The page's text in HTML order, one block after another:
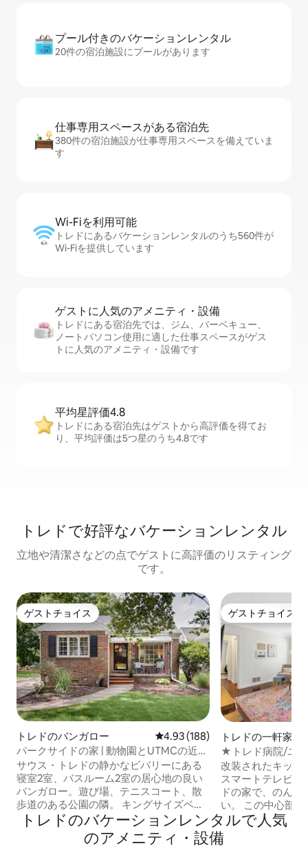
プール付きのバ⁠ケ⁠ー⁠シ⁠ョ⁠ンレ⁠ン⁠タ⁠ル
20件の宿泊施設にプールがあります
仕事専用ス⁠ペ⁠ー⁠スがあ⁠る宿⁠泊⁠先
380件の宿泊施設が仕事専用スペースを備えていま
す
Wi-Fiを利⁠用⁠可⁠能
トレドにあるバケーションレンタルのうち560件が
Wi-Fiを提供しています
ゲストに人⁠気⁠のア⁠メ⁠ニ⁠テ⁠ィ・設⁠備
トレドにある宿泊先では、ジム、バーベキュー、
ノートパソコン使用に適した仕事スペースがゲス
トに人気のアメニティ・設備です
平均星評価4.8
トレドにある宿泊先はゲストから高評価を得てお
り、平均評価は5つ星のうち4.8です
トレドで好評なバケーションレンタル
立地や清潔さなどの点でゲストに高評価のリスティング
です。
ゲストチョイス
ゲストチョイス
トレドのバンガロー レビュー188件、5つ星中4.93つ
4.93 (188)
パークサイドの家 | 動物園とUTMCの近
く、犬同伴OK
サウス・トレドの静かなビバリーにある
寝室2室、バスルーム2室の居心地の良い
バンガロー。遊び場、テニスコート、散
歩道のある公園の隣。 キングサイズベッ
ドとクイーンサイズベッドの寝室には、
遮光カーテン、ドレッサー、クローゼッ
ト、ボックスファンがあります。 2つの居
ゲストチョイス
ゲストチョイス
トレドの一軒家
★トレド病院/ユ
な隠れ家！改装
改装されたキッチ
スマートテレビを
ドの家で、のん
い。 この中心部に位置する1階建てのバン
ガローには、キュ
ファイバーWi-Fi
新しいメモリーフ
トレドのバケーションレンタルで人気
のアメニティ・設備